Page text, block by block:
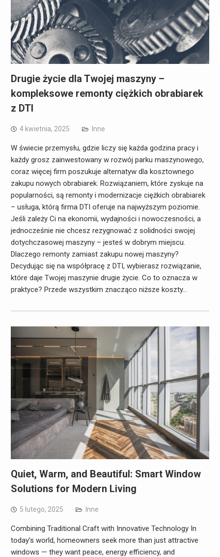
Drugie życie dla Twojej maszyny –
kompleksowe remonty ciężkich obrabiarek
z DTI
4 kwietnia, 2025 Inne
W świecie przemysłu, gdzie liczy się każda godzina pracy i
każdy grosz zainwestowany w rozwój parku maszynowego,
coraz więcej firm poszukuje alternatyw dla kosztownego
zakupu nowych obrabiarek. Rozwiązaniem, które zyskuje na
popularności, są remonty i modernizacje ciężkich obrabiarek
– usługa, którą firma DTI oferuje na najwyższym poziomie.
Jeśli zależy Ci na ekonomii, wydajności i nowoczesności, a
jednocześnie nie chcesz rezygnować z solidności swojej
dotychczasowej maszyny – jesteś w dobrym miejscu.
Dlaczego remonty zamiast zakupu nowej maszyny?
Decydując się na współpracę z DTI, wybierasz rozwiązanie,
które daje Twojej maszynie drugie życie. Co to oznacza w
praktyce? Przede wszystkim znacząco niższe koszty…
Quiet, Warm, and Beautiful: Smart Window
Solutions for Modern Living
5 lutego, 2025 Inne
Combining Traditional Craft with Innovative Technology In
today’s world, homeowners seek more than just attractive
windows — they want peace, energy efficiency, and